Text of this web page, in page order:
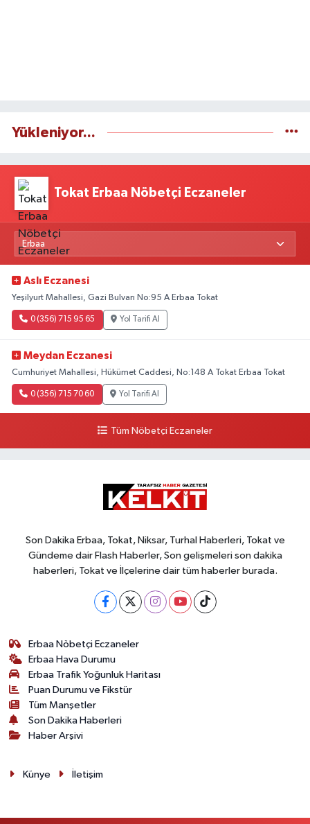
Yükleniyor...
Tokat Erbaa Nöbetçi Eczaneler
Aslı Eczanesi
Yeşilyurt Mahallesi, Gazi Bulvarı No:95 A Erbaa Tokat
0 (356) 715 95 65 Yol Tarifi Al
Meydan Eczanesi
Cumhuriyet Mahallesi, Hükümet Caddesi, No:148 A Tokat Erbaa Tokat
0 (356) 715 70 60 Yol Tarifi Al
Tüm Nöbetçi Eczaneler
Son Dakika Erbaa, Tokat, Niksar, Turhal Haberleri, Tokat ve
Gündeme dair Flash Haberler, Son gelişmeleri son dakika
haberleri, Tokat ve İlçelerine dair tüm haberler burada.
Erbaa Nöbetçi Eczaneler
Erbaa Hava Durumu
Erbaa Trafik Yoğunluk Haritası
Puan Durumu ve Fikstür
Tüm Manşetler
Son Dakika Haberleri
Haber Arşivi
Künye İletişim